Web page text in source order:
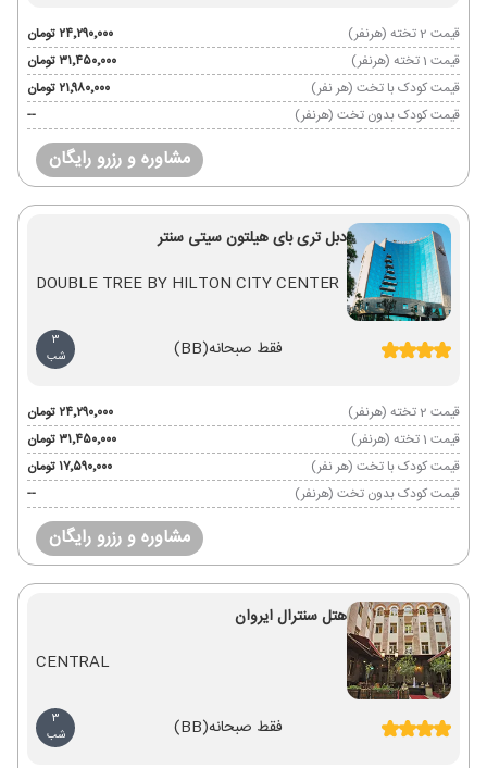
قیمت 2 تخته (هرنفر)
۲۴٬۲۹۰٬۰۰۰ تومان
قیمت 1 تخته (هرنفر)
۳۱٬۴۵۰٬۰۰۰ تومان
قیمت کودک با تخت (هر نفر)
۲۱٬۹۸۰٬۰۰۰ تومان
قیمت کودک بدون تخت (هرنفر)
--
مشاوره و رزرو رایگان
دبل تری بای هیلتون سیتی سنتر
DOUBLE TREE BY HILTON CITY CENTER
فقط صبحانه(BB)
3
شب
قیمت 2 تخته (هرنفر)
۲۴٬۲۹۰٬۰۰۰ تومان
قیمت 1 تخته (هرنفر)
۳۱٬۴۵۰٬۰۰۰ تومان
قیمت کودک با تخت (هر نفر)
۱۷٬۵۹۰٬۰۰۰ تومان
قیمت کودک بدون تخت (هرنفر)
--
مشاوره و رزرو رایگان
هتل سنترال ایروان
CENTRAL
فقط صبحانه(BB)
3
شب